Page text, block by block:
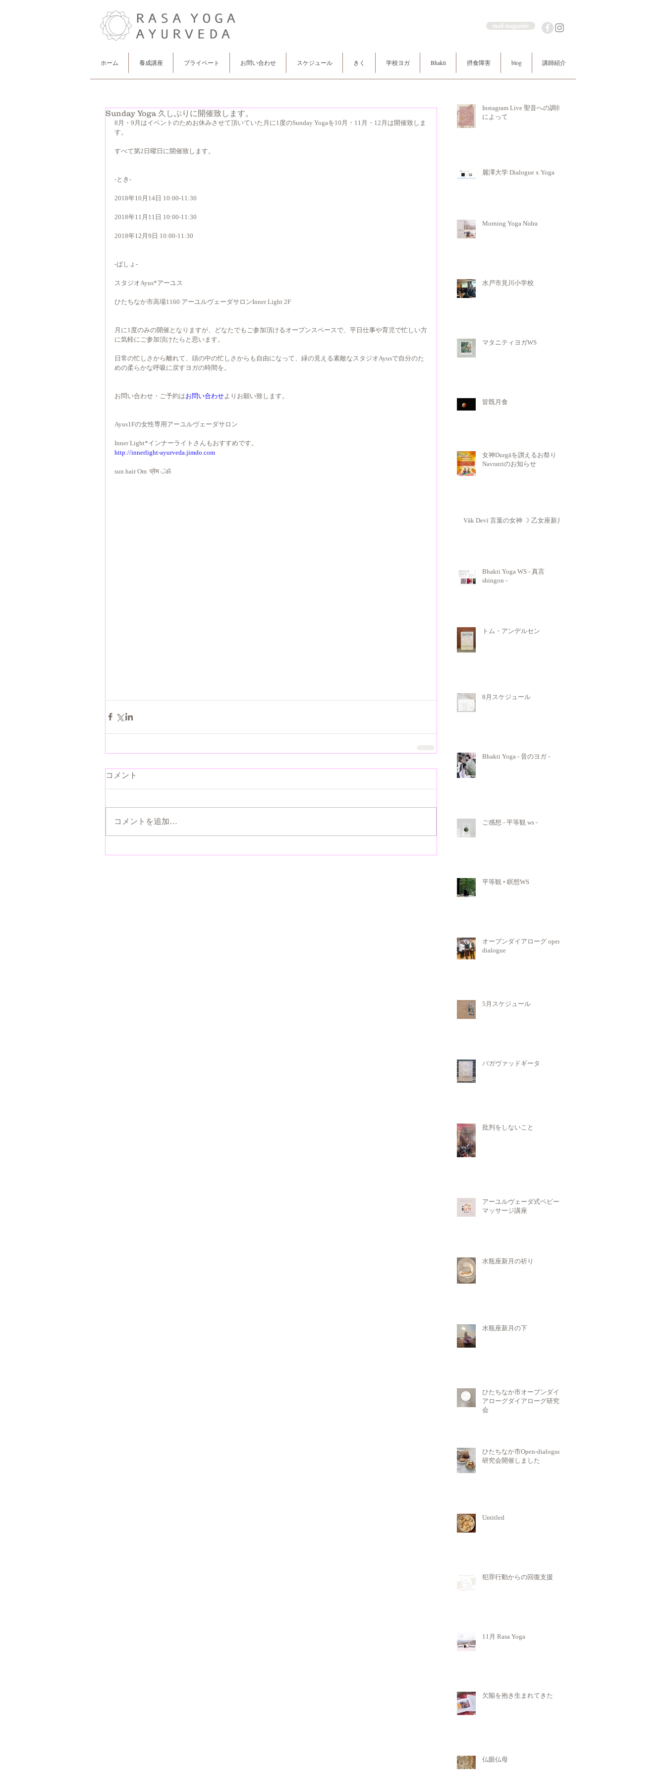
mail magazine
ホーム 養成講座 プライベート お問い合わせ スケジュール きく 学校ヨガ Bhakti 摂食障害 blog 講師紹介
Sunday Yoga 久しぶりに開催致します。
8月・9月はイベントのためお休みさせて頂いていた月に1度のSunday Yogaを10月・11月・12月は開催致しま
す。
すべて第2日曜日に開催致します。
-とき-
2018年10月14日 10:00-11:30
2018年11月11日 10:00-11:30
2018年12月9日 10:00-11:30
-ばしょ-
スタジオAyus*アーユス
ひたちなか市高場1160 アーユルヴェーダサロンInner Light 2F
月に1度のみの開催となりますが、どなたでもご参加頂けるオープンスペースで、平日仕事や育児で忙しい方
に気軽にご参加頂けたらと思います。
日常の忙しさから離れて、頭の中の忙しさからも自由になって、緑の見える素敵なスタジオAyusで自分のた
めの柔らかな呼吸に戻すヨガの時間を。
お問い合わせ・ご予約はお問い合わせよりお願い致します。
Ayus1Fの女性専用アーユルヴェーダサロン
Inner Light*インナーライトさんもおすすめです。
http://innerlight-ayurveda.jimdo.com
sun hair Om  प्रेम ◡̈ॐ
コメント
コメントを追加…
Instagram Live 聖音への調律
によって
麗澤大学 Dialogue x Yoga
Morning Yoga Nidra
水戸市見川小学校
マタニティヨガWS
皆既月食
女神Durgāを讃えるお祭り
Navratriのお知らせ
Vāk Devī 言葉の女神 ☽ 乙女座新月
Bhakti Yoga WS - 真言
shingon -
トム・アンデルセン
8月スケジュール
Bhakti Yoga - 音のヨガ -
ご感想 - 平等観 ws -
平等観 • 瞑想WS
オープンダイアローグ open
dialogue
5月スケジュール
バガヴァッドギータ
批判をしないこと
アーユルヴェーダ式ベビー
マッサージ講座
水瓶座新月の祈り
水瓶座新月の下
ひたちなか市オープンダイ
アローグダイアローグ研究
会
ひたちなか市Open-dialogue
研究会開催しました
Untitled
犯罪行動からの回復支援
11月 Rasa Yoga
欠陥を抱き生まれてきた
仏眼仏母